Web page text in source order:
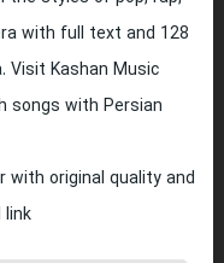
with full text and 128
Visit Kashan Music
songs with Persian
with original quality and
link